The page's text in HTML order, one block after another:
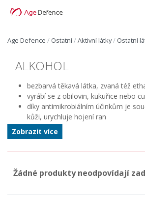
Age Defence / Ostatní/Aktivní látky/ Ostatní
ALKOHOL
bezbarvá těkavá látka, zvaná též
vyrábí se z obilovin, kukuřice nebo
díky antimikrobiálním účinkům je
kůži, urychluje hojení ran
nezpůsobuje alergie a nedráždí
má stahující účinky na pokožku
my jej doporučujeme jen ke
aktivní fázi, protože postupem času
Zobrazit více
Žádné produkty neodpovídají